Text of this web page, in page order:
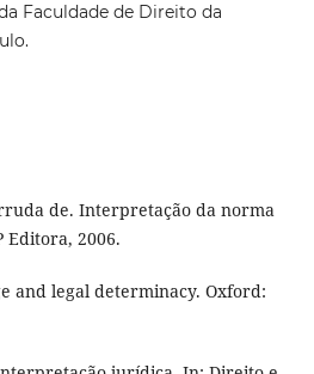
Faculdade de Direito da
de. Interpretação da norma
Editora, 2006.
and legal determinacy. Oxford: